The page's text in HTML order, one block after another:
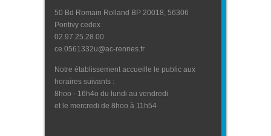
50 Bd Romain Rolland BP 20018, 56306
Pontivy cedex
02.97.25.28.00
ce.0561332u@ac-rennes.fr
Notre établissement accueille le public aux
horaires suivants :
8hoo - 16h4o du lundi au vendredi
et le mercredi de 8hoo à 11h54